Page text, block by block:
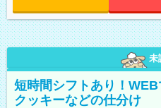
未
短時間シフトあり！
クッキーなどの仕分け